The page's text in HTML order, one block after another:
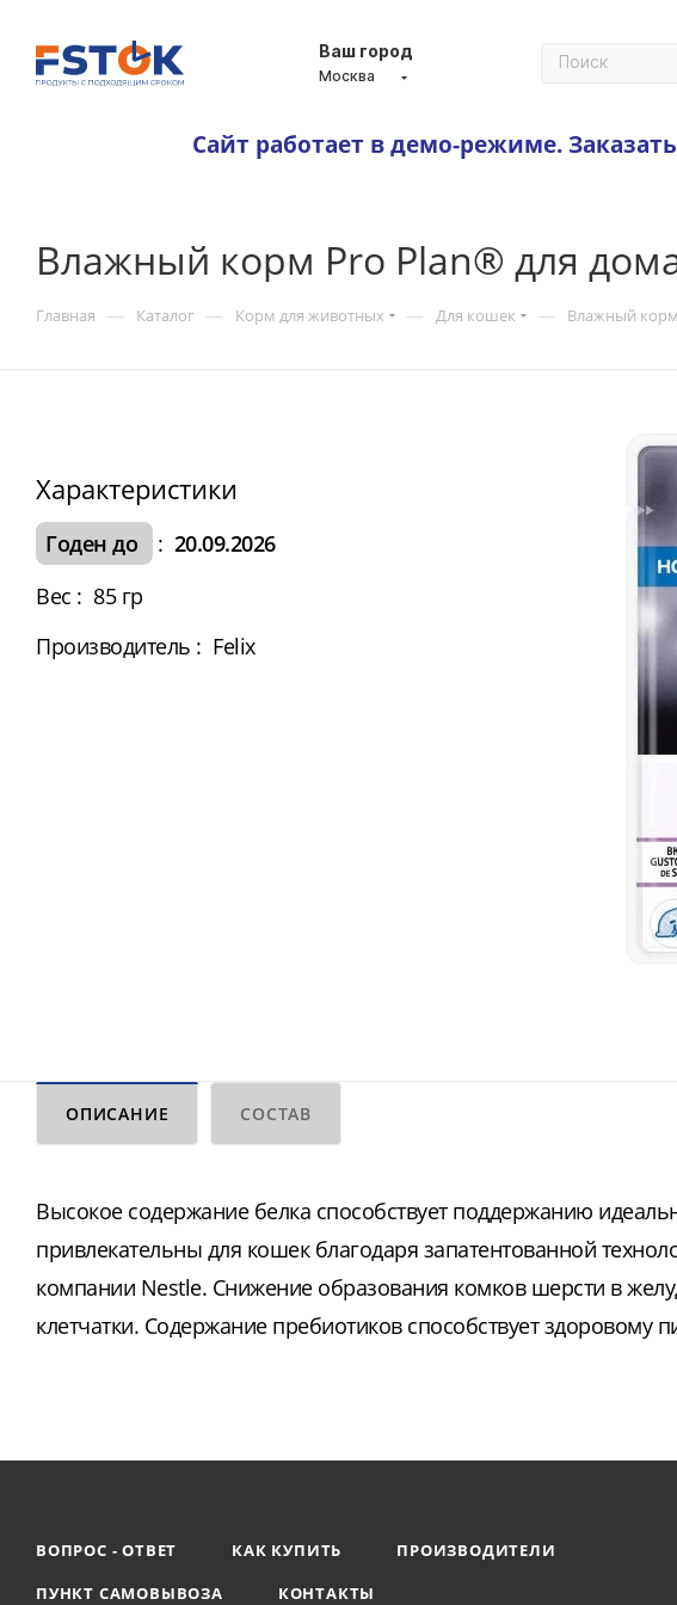
Ваш город
Москва
Сайт работает в демо-режиме.
Влажный корм Pro Plan® для
Главная — Каталог — Корм для животных — Для кошек — Влажный
Характеристики
Годен до : 20.09.2026
Вес : 85 гр
Производитель : Felix
ОПИСАНИЕ СОСТАВ
Высокое содержание белка способствует поддержанию
привлекательны для кошек благодаря запатентованной
компании Nestle. Снижение образования комков шерсти в
клетчатки. Содержание пребиотиков способствует
ВОПРОС - ОТВЕТ КАК КУПИТЬ
ПРОИЗВОДИТЕЛИ
ПУНКТ САМОВЫВОЗА
КОНТАКТЫ